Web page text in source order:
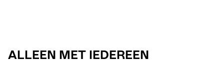
ALLEEN MET IEDEREEN